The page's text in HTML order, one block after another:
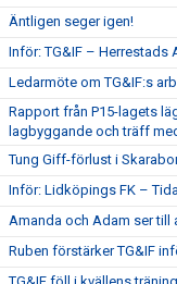
Äntligen seger igen!
Inför: TG&IF – Herrestads
Ledarmöte om TG&IF:s
Rapport från P15-lagets
lagbyggande och träff
Tung Giff-förlust i
Inför: Lidköpings FK –
Amanda och Adam ser till
Ruben förstärker TG&IF